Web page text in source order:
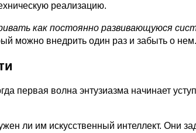
реализацию.
как постоянно развивающуюся
можно внедрить один раз и забыть о нем.
первая волна энтузиазма начинает
ли им искусственный интеллект. Они